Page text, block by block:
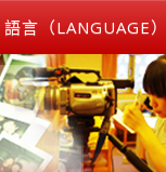
語言（LANGUAGE）